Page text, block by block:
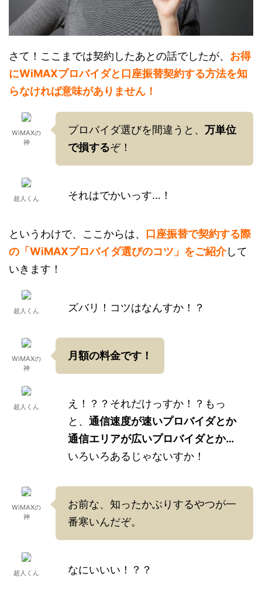
さて！ここまでは契約したあとの話でしたが、 お得
にWiMAXプロバイダと口座振替契約する方法を知
らなければ意味がありません！
WiMAXの
神
プロバイダ選びを間違うと、 万単位
で損するぞ！
超人くん それはでかいっす…！
というわけで、ここからは、 口座振替で契約する際
の「WiMAXプロバイダ選びのコツ」をご紹介して
いきます！
超人くん ズバリ！コツはなんすか！？
WiMAXの
神
月額の料金です！
超人くん
え！？？それだけっすか！？もっ
と、 通信速度が速いプロバイダとか
通信エリアが広いプロバイダとか…
いろいろあるじゃないすか！
WiMAXの
神
お前な、知ったかぶりするやつが一
番寒いんだぞ。
超人くん なにいいい！？？